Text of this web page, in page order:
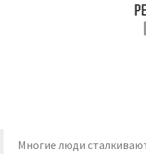
Многие люди